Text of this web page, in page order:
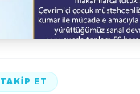
TAKİP ET